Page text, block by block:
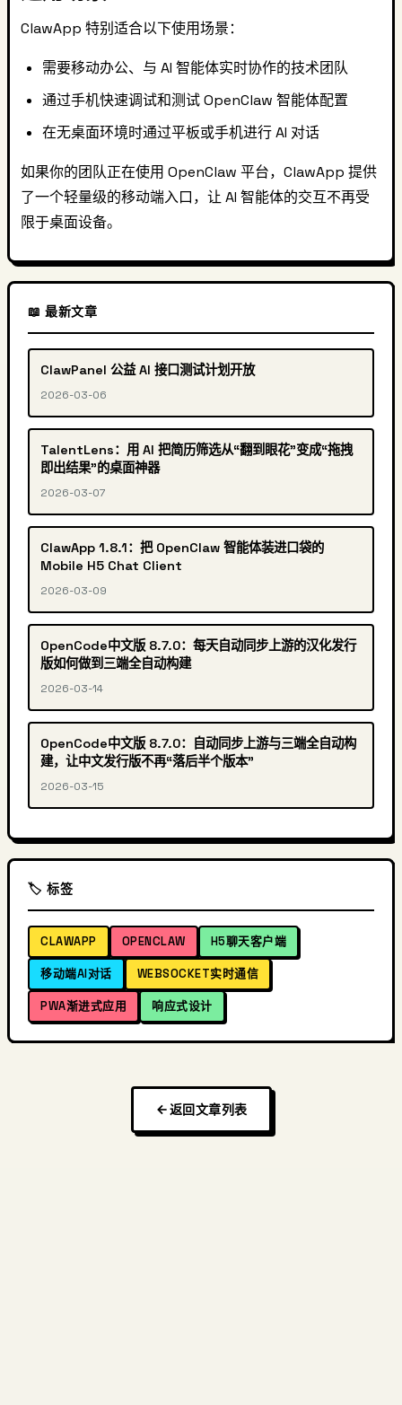
ClawApp 特别适合以下使用场景：
需要移动办公、与 AI 智能体实时协作的技术团队
通过手机快速调试和测试 OpenClaw 智能体配置
在无桌面环境时通过平板或手机进行 AI 对话
如果你的团队正在使用 OpenClaw 平台，ClawApp 提供
了一个轻量级的移动端入口，让 AI 智能体的交互不再受
限于桌面设备。
📖 最新文章
ClawPanel 公益 AI 接口测试计划开放
2026-03-06
TalentLens：用 AI 把简历筛选从“翻到眼花”变成“拖拽
即出结果”的桌面神器
2026-03-07
ClawApp 1.8.1：把 OpenClaw 智能体装进口袋的
Mobile H5 Chat Client
2026-03-09
OpenCode中文版 8.7.0：每天自动同步上游的汉化发行
版如何做到三端全自动构建
2026-03-14
OpenCode中文版 8.7.0：自动同步上游与三端全自动构
建，让中文发行版不再“落后半个版本”
2026-03-15
🏷️ 标签
CLAWAPP OPENCLAW H5聊天客户端
移动端AI对话 WEBSOCKET实时通信
PWA渐进式应用 响应式设计
返回文章列表